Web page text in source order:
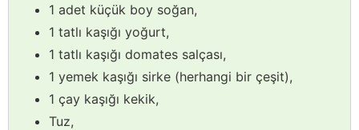
1 adet küçük boy soğan,
1 tatlı kaşığı yoğurt,
1 tatlı kaşığı domates salçası,
1 yemek kaşığı sirke (herhangi bir çeşit),
1 çay kaşığı kekik,
Tuz,